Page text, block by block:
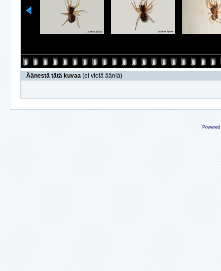
Äänestä tätä kuvaa (ei vielä ääniä)